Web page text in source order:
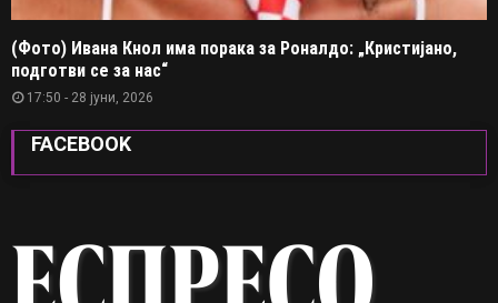
(Фото) Ивана Кнол има порака за Роналдо: „Кристијано,
подготви се за нас“
17:50 - 28 јуни, 2026
FACEBOOK